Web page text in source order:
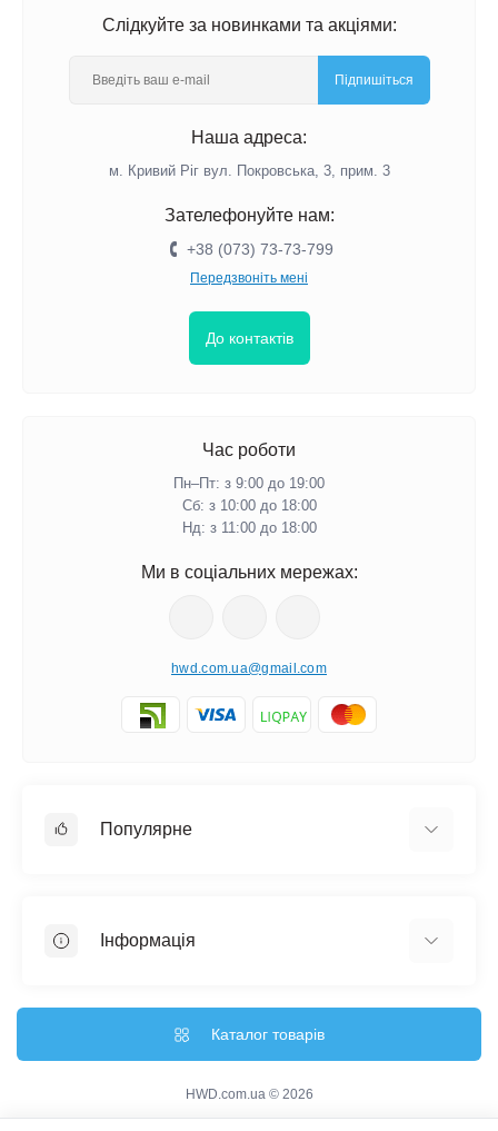
годинники створені, щоб викликати повагу та захоплення, і
Персоналізація — це найкращий спосіб зробити подарунок
незабутнім. Ми пропонуємо можливість нанесення імені,
годинника. Такий презент буде не лише корисним, а й матиме
особливу цінність для керівника.
Годинники з корпоративною символікою
Шукаєте корпоративний подарунок, що зміцнить командний
Підкресліть статус та повагу
розповісти про його власника. Ми пропонуємо моделі, що
Дерево — це класика, що ніколи не виходить з моди. Наші
дерев'яні годинники додають кабінету затишку та солідності,
Елегантний та мінімалістичний дизайн
дизайном. Вони ідеально впишуться в офіс у стилі хай-тек або
Купуйте настінні годинники для керівника в Кривому Розі або з
Слідкуйте за новинками та акціями:
Підпишіться
Наша адреса:
м. Кривий Ріг вул. Покровська, 3, прим. 3
Зателефонуйте нам:
+38 (073) 73-73-799
Передзвоніть мені
До контактів
Час роботи
Пн–Пт: з 9:00 до 19:00
Сб: з 10:00 до 18:00
Нд: з 11:00 до 18:00
Ми в соціальних мережах:
hwd.com.ua@gmail.com
Популярне
Медальниці
Інформація
Про магазин
Гарантія та повернення
Каталог товарів
HWD.com.ua © 2026